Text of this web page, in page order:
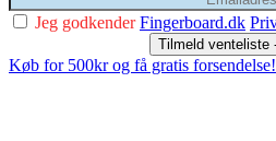
Jeg godkenderFingerboard.dk
Tilmeld venteliste
Køb for 500kr og få gratis forsendelse!